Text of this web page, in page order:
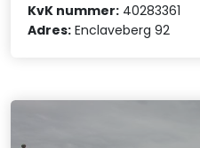
KvK nummer: 40283361
Adres: Enclaveberg 92